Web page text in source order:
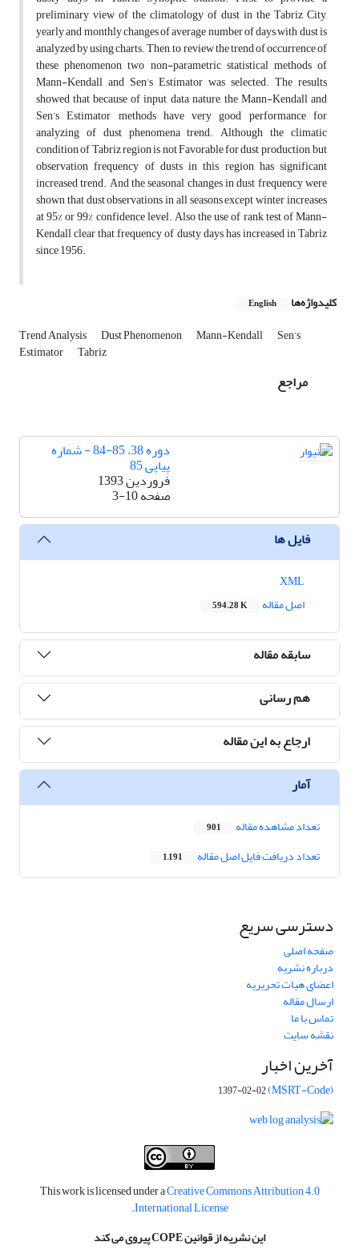
preliminary view of the climatology of dust in the Tabriz City,
yearly and monthly changes of average number of days with dust is
analyzed by using charts. Then, to review the trend of occurrence of
these phenomenon two non-parametric statistical methods of
Mann-Kendall and Sen’s Estimator was selected. The results
showed that because of input data nature, the Mann-Kendall and
Sen’s Estimator methods have very good performance for
analyzing of dust phenomena trend. Although the climatic
condition of Tabriz region is not Favorable for dust production, but
observation frequency of dusts in this region has significant
increased trend. And the seasonal changes in dust frequency were
shown that dust observations in all seasons except winter increases
at 95% or 99% confidence level. Also the use of rank test of Mann-
Kendall clear that frequency of dusty days has increased in Tabriz
since 1956.
کلیدواژه‌ها English
Trend Analysis Dust Phenomenon Mann-Kendall Sen’s
Estimator Tabriz
مراجع
دوره 38، 85-84 - شماره
پیاپی 85
فروردین 1393
صفحه3-10
فایل ها
اصل مقاله
594.28 K
سابقه مقاله
هم رسانی
ارجاع به این مقاله
آمار
تعداد مشاهده مقاله 901
تعداد دریافت فایل اصل مقاله 1,191
دسترسی سریع
صفحه اصلی
درباره نشریه
اعضای هیات تحریریه
ارسال مقاله
تماس با ما
نقشه سایت
آخرین اخبار
(MSRT-Code)
1397-02-02
This work is licensed under aCreative Commons Attribution 4.0
International License
.
این نشریه از قوانین COPE پیروی می کند